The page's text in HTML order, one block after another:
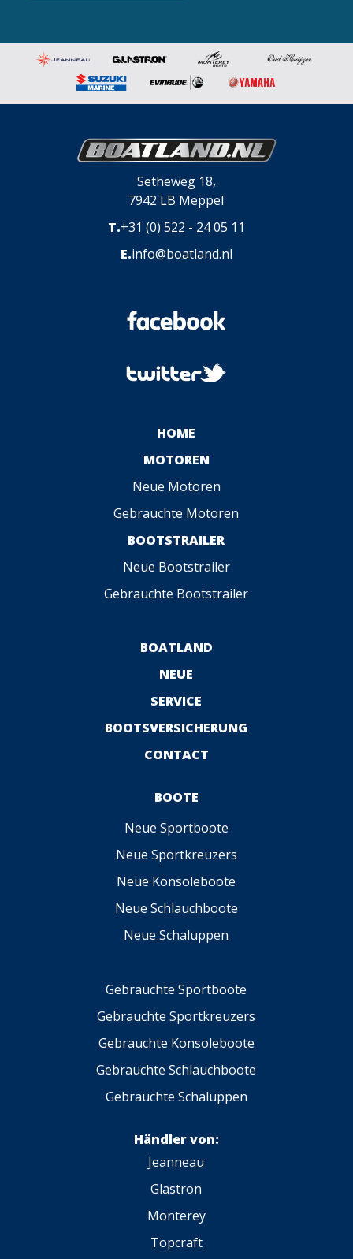
Setheweg 18,
7942 LB Meppel
T.+31 (0) 522 - 24 05 11
E.info@boatland.nl
HOME
MOTOREN
Neue Motoren
Gebrauchte Motoren
BOOTSTRAILER
Neue Bootstrailer
Gebrauchte Bootstrailer
BOATLAND
NEUE
SERVICE
BOOTSVERSICHERUNG
CONTACT
BOOTE
Neue Sportboote
Neue Sportkreuzers
Neue Konsoleboote
Neue Schlauchboote
Neue Schaluppen
Gebrauchte Sportboote
Gebrauchte Sportkreuzers
Gebrauchte Konsoleboote
Gebrauchte Schlauchboote
Gebrauchte Schaluppen
Händler von:
Jeanneau
Glastron
Monterey
Topcraft